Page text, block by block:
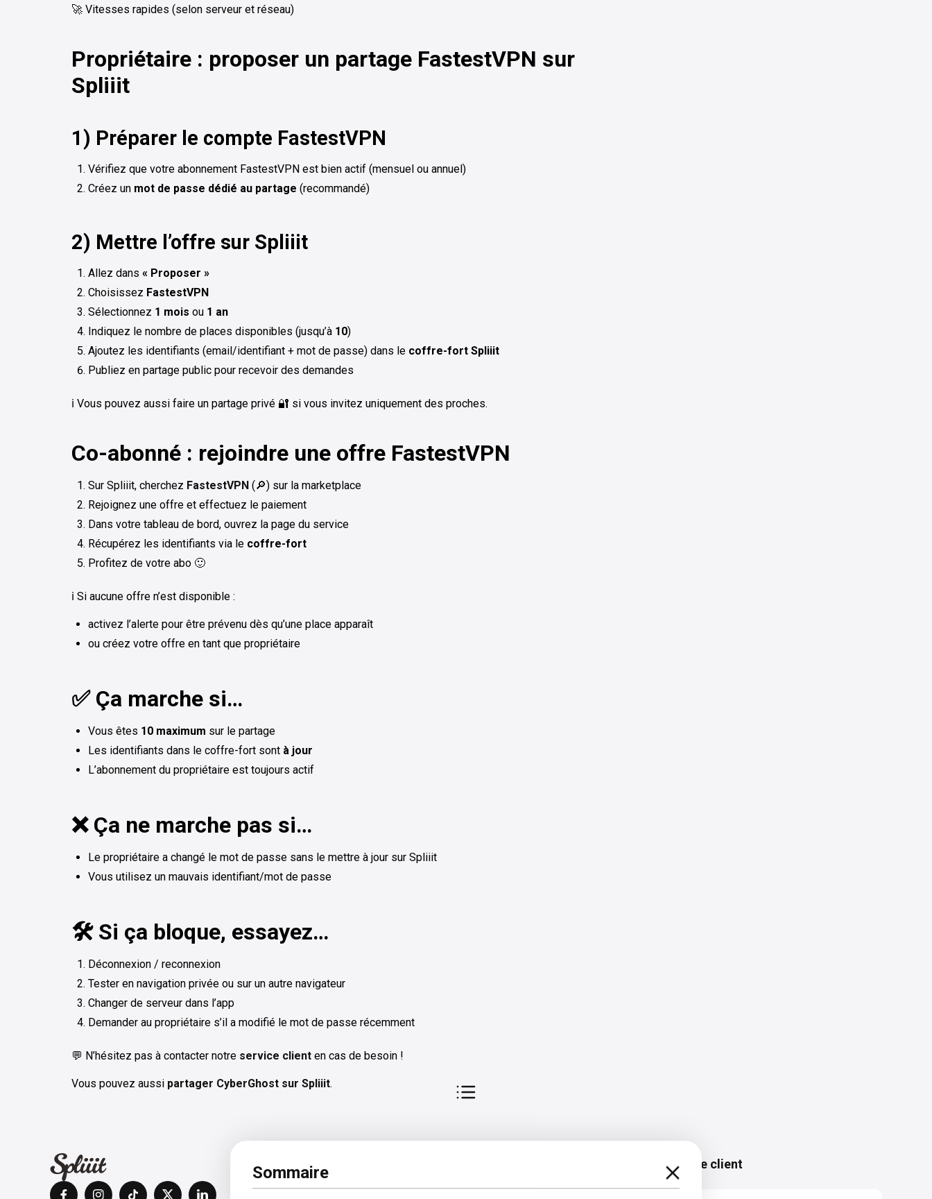
🚀 Vitesses rapides (selon serveur et réseau)
Propriétaire : proposer un partage FastestVPN sur
Spliiit
1) Préparer le compte FastestVPN
Vérifiez que votre abonnement FastestVPN est bien actif (mensuel ou annuel)
Créez un mot de passe dédié au partage (recommandé)
2) Mettre l’offre sur Spliiit
Allez dans « Proposer »
Choisissez FastestVPN
Sélectionnez 1 mois ou 1 an
Indiquez le nombre de places disponibles (jusqu’à 10)
Ajoutez les identifiants (email/identifiant + mot de passe) dans le coffre-fort Spliiit
Publiez en partage public pour recevoir des demandes
ℹ️ Vous pouvez aussi faire un partage privé 🔐 si vous invitez uniquement des proches.
Co-abonné : rejoindre une offre FastestVPN
Sur Spliiit, cherchez FastestVPN (🔎) sur la marketplace
Rejoignez une offre et effectuez le paiement
Dans votre tableau de bord, ouvrez la page du service
Récupérez les identifiants via le coffre-fort
Profitez de votre abo 🙂
ℹ️ Si aucune offre n’est disponible :
activez l’alerte pour être prévenu dès qu’une place apparaît
ou créez votre offre en tant que propriétaire
✅ Ça marche si…
Vous êtes 10 maximum sur le partage
Les identifiants dans le coffre-fort sont à jour
L’abonnement du propriétaire est toujours actif
❌ Ça ne marche pas si…
Le propriétaire a changé le mot de passe sans le mettre à jour sur Spliiit
Vous utilisez un mauvais identifiant/mot de passe
🛠️ Si ça bloque, essayez…
Déconnexion / reconnexion
Tester en navigation privée ou sur un autre navigateur
Changer de serveur dans l’app
Demander au propriétaire s’il a modifié le mot de passe récemment
💬 N’hésitez pas à contacter notre service client en cas de besoin !
Vous pouvez aussi partager CyberGhost sur Spliiit.
Sommaire
À propos Service client